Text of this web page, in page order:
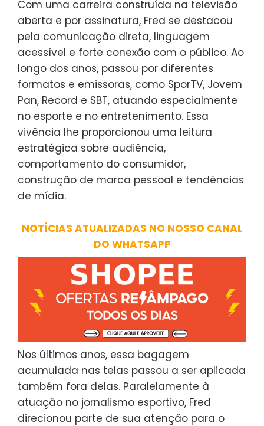
Com uma carreira construída na televisão
aberta e por assinatura, Fred se destacou
pela comunicação direta, linguagem
acessível e forte conexão com o público. Ao
longo dos anos, passou por diferentes
formatos e emissoras, como SporTV, Jovem
Pan, Record e SBT, atuando especialmente
no esporte e no entretenimento. Essa
vivência lhe proporcionou uma leitura
estratégica sobre audiência,
comportamento do consumidor,
construção de marca pessoal e tendências
de mídia.
NOTÍCIAS ATUALIZADAS NO NOSSO CANAL
DO WHATSAPP
Nos últimos anos, essa bagagem
acumulada nas telas passou a ser aplicada
também fora delas. Paralelamente à
atuação no jornalismo esportivo, Fred
direcionou parte de sua atenção para o